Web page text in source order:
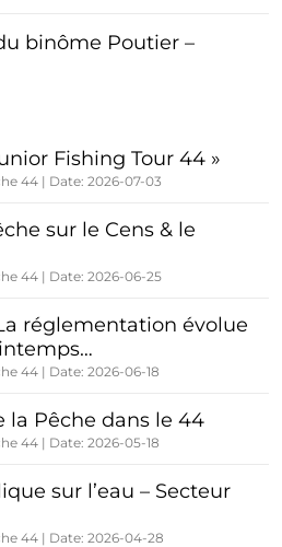
binôme Poutier –
Fishing Tour 44 »
44 Date: 2026-07-03
sur le Cens & le
44 Date: 2026-06-25
réglementation évolue
44 Date: 2026-06-18
la Pêche dans le 44
44 Date: 2026-05-18
sur l’eau – Secteur
44 Date: 2026-04-28